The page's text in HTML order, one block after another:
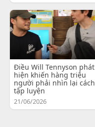
Điều Will Tennyson phát
hiện khiến hàng triệu
người phải nhìn lại cách
tập luyện
21/06/2026